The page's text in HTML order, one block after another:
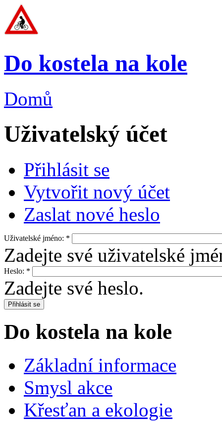
Do kostela na kole
Domů
Uživatelský účet
Přihlásit se
Vytvořit nový účet
Zaslat nové heslo
Uživatelské jméno: *
Zadejte své uživatelské
Heslo: *
Zadejte své heslo.
Do kostela na kole
Základní informace
Smysl akce
Křesťan a ekologie